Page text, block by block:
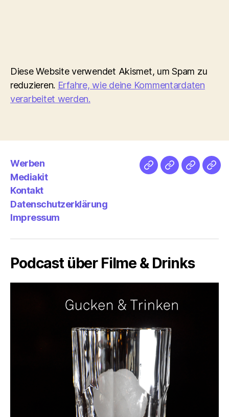
Diese Website verwendet Akismet, um Spam zu
reduzieren. Erfahre, wie deine Kommentardaten
verarbeitet werden.
Werben
Mediakit
Kontakt
Datenschutzerklärung
Impressum
NetzMedien
Podcast über Filme & Drinks